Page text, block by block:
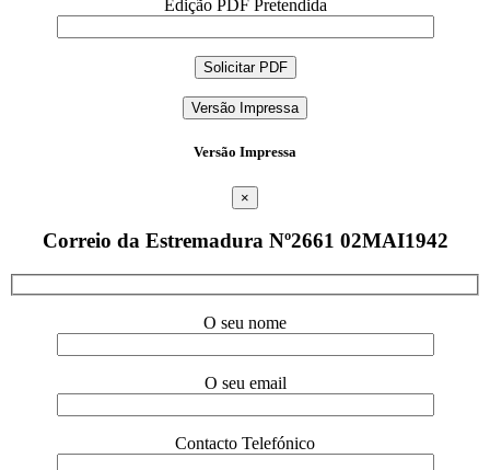
Edição PDF Pretendida
Versão Impressa
Versão Impressa
×
Correio da Estremadura Nº2661 02MAI1942
O seu nome
O seu email
Contacto Telefónico